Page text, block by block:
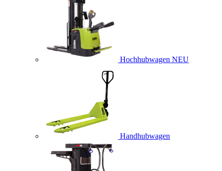
Hochhubwagen NEU
Handhubwagen